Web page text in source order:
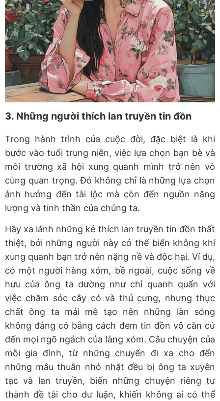
3. Những người thích lan truyền tin đồn
Trong hành trình của cuộc đời, đặc biệt là khi
bước vào tuổi trung niên, việc lựa chọn bạn bè và
môi trường xã hội xung quanh mình trở nên vô
cùng quan trọng. Đó không chỉ là những lựa chọn
ảnh hưởng đến tài lộc mà còn đến nguồn năng
lượng và tinh thần của chúng ta.
Hãy xa lánh những kẻ thích lan truyền tin đồn thất
thiệt, bởi những người này có thể biến không khí
xung quanh bạn trở nên nặng nề và độc hại. Ví dụ,
có một người hàng xóm, bề ngoài, cuộc sống về
hưu của ông ta dường như chỉ quanh quẩn với
việc chăm sóc cây cỏ và thú cưng, nhưng thực
chất ông ta mải mê tạo nên những làn sóng
không đáng có bằng cách đem tin đồn vô căn cứ
đến mọi ngõ ngách của làng xóm. Câu chuyện của
mỗi gia đình, từ những chuyến đi xa cho đến
những mâu thuẫn nhỏ nhặt đều bị ông ta xuyên
tạc và lan truyền, biến những chuyện riêng tư
thành đề tài cho dư luận, khiến không ai có thể